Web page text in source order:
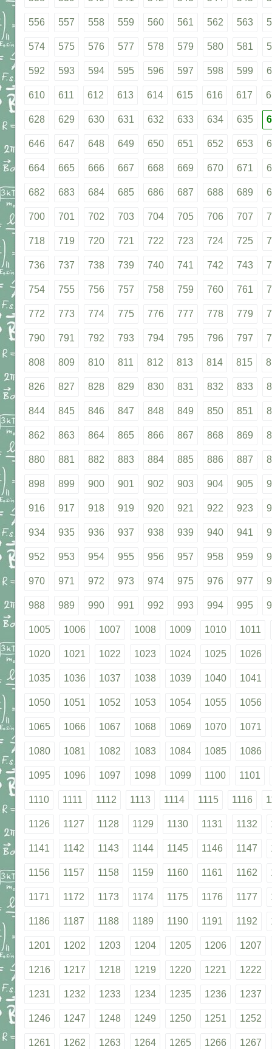
556 557 558 559 560 561 562 563
574 575 576 577 578 579 580 581
592 593 594 595 596 597 598 599
610 611 612 613 614 615 616 617
628 629 630 631 632 633 634 635
646 647 648 649 650 651 652 653
664 665 666 667 668 669 670 671
682 683 684 685 686 687 688 689
700 701 702 703 704 705 706 707
718 719 720 721 722 723 724 725
736 737 738 739 740 741 742 743
754 755 756 757 758 759 760 761
772 773 774 775 776 777 778 779
790 791 792 793 794 795 796 797
808 809 810 811 812 813 814 815
826 827 828 829 830 831 832 833
844 845 846 847 848 849 850 851
862 863 864 865 866 867 868 869
880 881 882 883 884 885 886 887
898 899 900 901 902 903 904 905
916 917 918 919 920 921 922 923
934 935 936 937 938 939 940 941
952 953 954 955 956 957 958 959
970 971 972 973 974 975 976 977
988 989 990 991 992 993 994 995
1005 1006 1007 1008 1009 1010 1011
1020 1021 1022 1023 1024 1025 1026
1035 1036 1037 1038 1039 1040 1041
1050 1051 1052 1053 1054 1055 1056
1065 1066 1067 1068 1069 1070 1071
1080 1081 1082 1083 1084 1085 1086
1095 1096 1097 1098 1099 1100 1101
1110 1111 1112 1113 1114 1115 1116
1126 1127 1128 1129 1130 1131 1132
1141 1142 1143 1144 1145 1146 1147
1156 1157 1158 1159 1160 1161 1162
1171 1172 1173 1174 1175 1176 1177
1186 1187 1188 1189 1190 1191 1192
1201 1202 1203 1204 1205 1206 1207
1216 1217 1218 1219 1220 1221 1222
1231 1232 1233 1234 1235 1236 1237
1246 1247 1248 1249 1250 1251 1252
1261 1262 1263 1264 1265 1266 1267